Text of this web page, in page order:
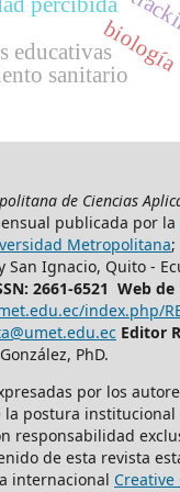
biología
educativas
sanitario
de Ciencias
publicada por la
Metropolitana;
San Ignacio, Quito -
2661-6521 Web
index.php/
Editor
PhD.
por los
la postura institucional
responsabilidad
de esta revista
internacional Creative